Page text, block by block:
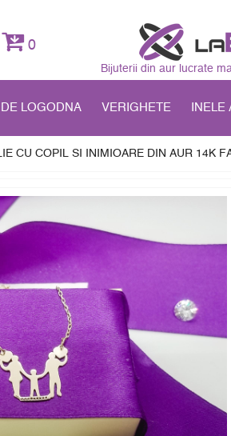
0
Bijuterii din aur lucrate
DE LOGODNA VERIGHETE INELE
CU COPIL SI INIMIOARE DIN AUR 14K